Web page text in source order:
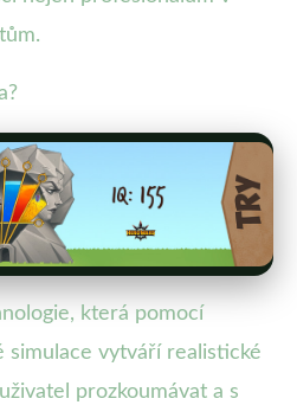
která pomocí
simulace vytváří realistické
prozkoumávat a s